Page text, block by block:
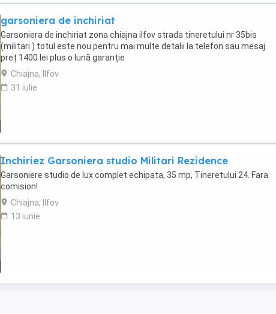
garsoniera de inchiriat
Garsoniera de inchiriat zona chiajna ilfov strada tineretului nr 35bis
(militari ) totul este nou pentru mai multe detalii la telefon sau mesaj
preț 1400 lei plus o lună garanție
Chiajna, Ilfov
31 iulie
Inchiriez Garsoniera studio Militari Rezidence
Garsoniere studio de lux complet echipata, 35 mp, Tineretului 24. Fara
comision!
Chiajna, Ilfov
13 iunie